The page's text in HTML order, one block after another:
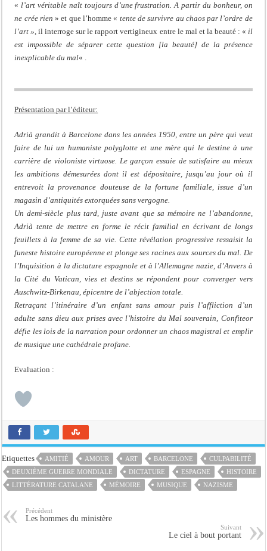
«l’art véritable naît toujours d’une frustration. A partir du bonheur, on
ne crée rien » et que l’homme « tente de survivre au chaos par l’ordre de
l’art », il interroge sur le rapport vertigineux entre le mal et la beauté : « il
est impossible de séparer cette question [la beauté] de la présence
inexplicable du mal« .
Présentation par l’éditeur:
Adrià grandit à Barcelone dans les années 1950, entre un père qui veut
faire de lui un humaniste polyglotte et une mère qui le destine à une
carrière de violoniste virtuose. Le garçon essaie de satisfaire au mieux
les ambitions démesurées dont il est dépositaire, jusqu’au jour où il
entrevoit la provenance douteuse de la fortune familiale, issue d’un
magasin d’antiquités extorquées sans vergogne.
Un demi-siècle plus tard, juste avant que sa mémoire ne l’abandonne,
Adrià tente de mettre en forme le récit familial en écrivant de longs
feuillets à la femme de sa vie. Cette révélation progressive ressaisit la
funeste histoire européenne et plonge ses racines aux sources du mal. De
l’Inquisition à la dictature espagnole et à l’Allemagne nazie, d’Anvers à
la Cité du Vatican, vies et destins se répondent pour converger vers
Auschwitz-Birkenau, épicentre de l’abjection totale.
Retraçant l’itinéraire d’un enfant sans amour puis l’affliction d’un
adulte sans dieu aux prises avec l’histoire du Mal souverain, Confiteor
défie les lois de la narration pour ordonner un chaos magistral et emplir
de musique une cathédrale profane.
Evaluation :
Etiquettes AMITIÉ AMOUR ART BARCELONE
CULPABILITÉ
DEUXIÈME GUERRE MONDIALE
DICTATURE ESPAGNE
HISTOIRE
LITTÉRATURE CATALANE
MÉMOIRE MUSIQUE NAZISME
Précédent
Les hommes du ministère
Suivant
Le ciel à bout portant